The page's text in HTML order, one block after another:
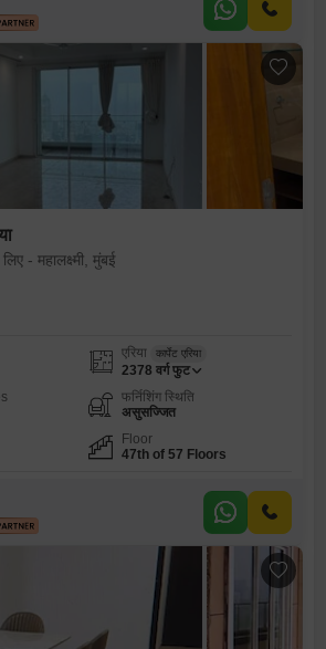
- महालक्ष्मी, मुंबई
एरिया कार्पेट एरिया
2378 वर्ग फुट
फर्निशिंग स्थिति
असुसज्जित
Floor
47th of 57 Floors